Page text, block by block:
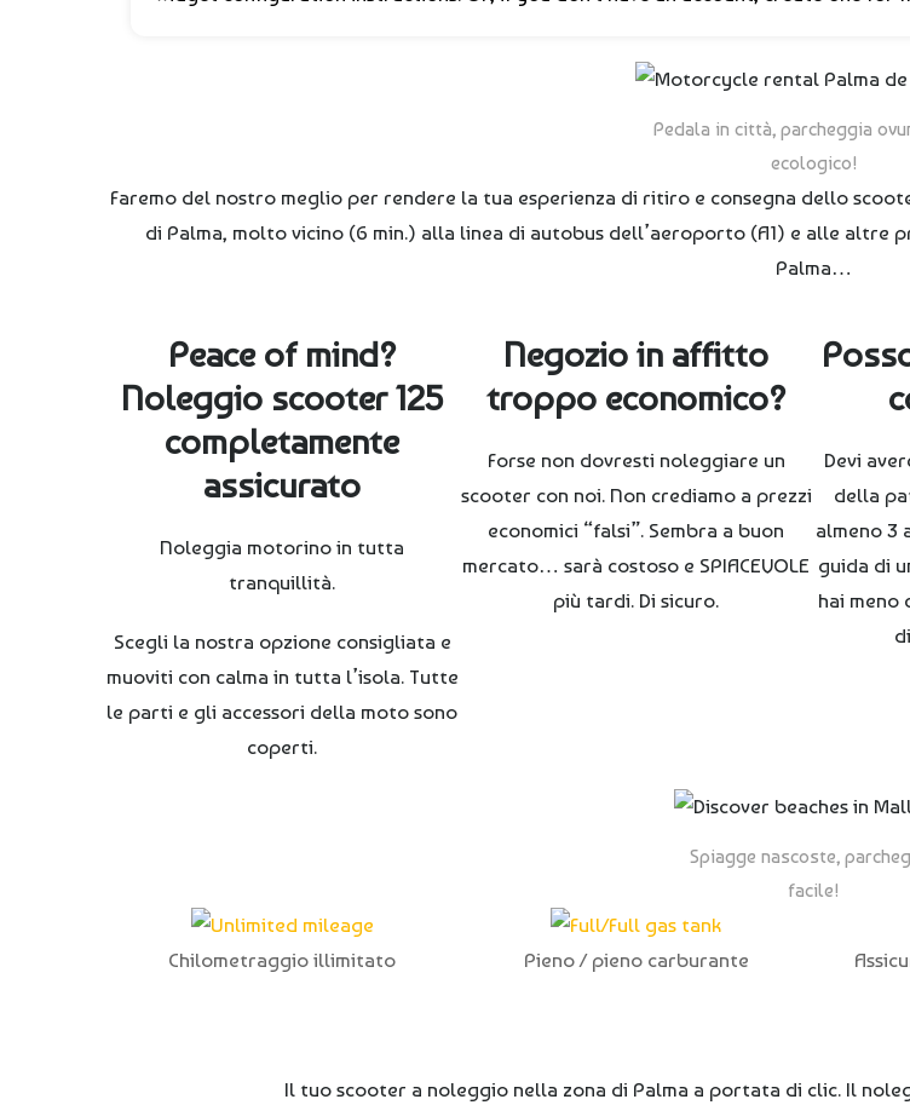
Pedala in città, parcheggia
ecologico!
Faremo del nostro meglio per rendere la tua esperienza di ritiro e consegna dello
di Palma, molto vicino (6 min.) alla linea di autobus dell’aeroporto (A1) e alle altre
Palma…
Peace of mind?
Noleggio scooter 125
completamente
assicurato
Noleggia motorino in tutta
tranquillità.
Scegli la nostra opzione consigliata e
muoviti con calma in tutta l’isola. Tutte
le parti e gli accessori della moto sono
coperti.
Negozio in affitto
troppo economico?
Forse non dovresti noleggiare un
scooter con noi. Non crediamo a prezzi
economici “falsi”. Sembra a buon
mercato… sarà costoso e SPIACEVOLE
più tardi. Di sicuro.
Devi
della
almeno 3
guida di
hai meno
Spiagge nascoste,
facile!
Chilometraggio illimitato Pieno / pieno carburante
Il tuo scooter a noleggio nella zona di Palma a portata di clic. Il